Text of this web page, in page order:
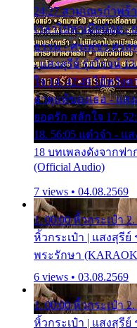
24:27 สามเณรกำพร้
เวลาไปหาเมียน้อย -
ธรรม - ศรเพชร ศร
- แสงสุรีย์ รุ่งโรจน์
ใจ 14. 42:49 ไอ้หวัง
ธาตุแท้ของเธอ - แส
ยอดรัก สลักใจ 17.
18. 56:05 แต๋วจ๋า - แ
18 บทเพลงดังจากฟ
(Official Audio)
7 views • 04.08.2569
1. 00:00 หิ้วกระเป๋า
หิ้วกระเป๋า | แสงสุรีย์
พระรักษา
6 views • 03.08.2569
1. 00:00 หิ้วกระเป๋า
หิ้วกระเป๋า | แสงสุรีย์